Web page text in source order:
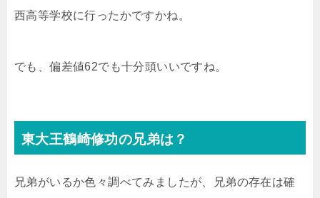
西高等学校に行ったかですかね。
でも、偏差値62でも十分頭いいですね。
東大王鶴崎修功の兄弟は？
兄弟がいるか色々調べてみましたが、兄弟の存在は確